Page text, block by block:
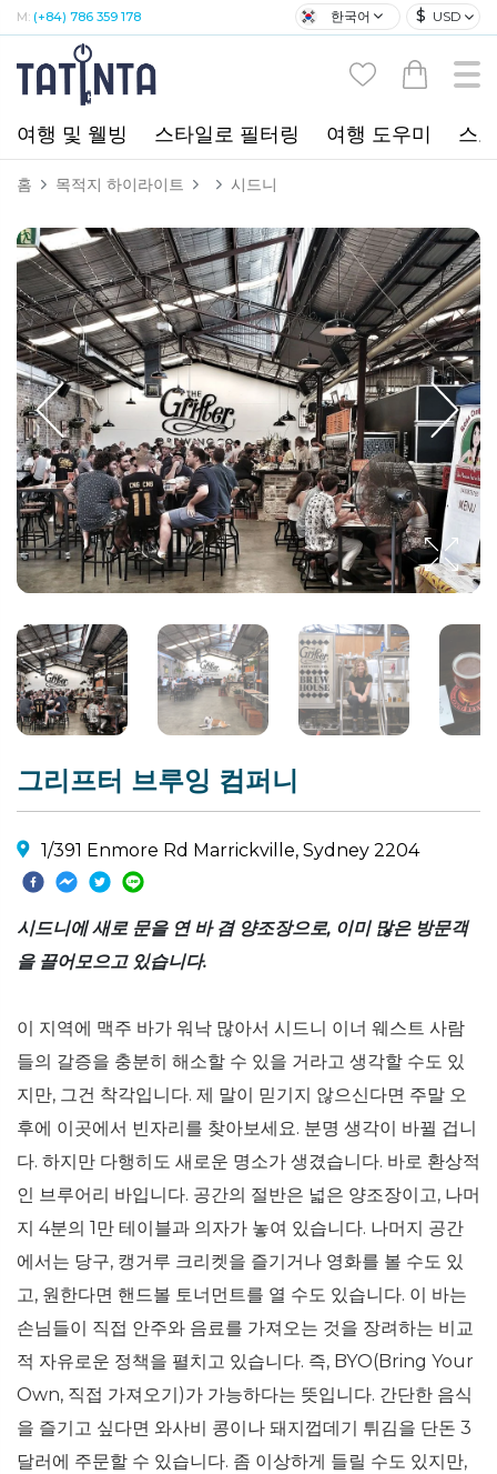
M: (+84) 786 359 178 한국어 $ USD
여행 및 웰빙 스타일로 필터링 여행 도우미 스
홈 목적지 하이라이트 시드니
그리프터 브루잉 컴퍼니
1/391 Enmore Rd Marrickville, Sydney 2204
시드니에 새로 문을 연 바 겸 양조장으로, 이미 많은 방문객
을 끌어모으고 있습니다.
이 지역에 맥주 바가 워낙 많아서 시드니 이너 웨스트 사람
들의 갈증을 충분히 해소할 수 있을 거라고 생각할 수도 있
지만, 그건 착각입니다. 제 말이 믿기지 않으신다면 주말 오
후에 이곳에서 빈자리를 찾아보세요. 분명 생각이 바뀔 겁니
다. 하지만 다행히도 새로운 명소가 생겼습니다. 바로 환상적
인 브루어리 바입니다. 공간의 절반은 넓은 양조장이고, 나머
지 4분의 1만 테이블과 의자가 놓여 있습니다. 나머지 공간
에서는 당구, 캥거루 크리켓을 즐기거나 영화를 볼 수도 있
고, 원한다면 핸드볼 토너먼트를 열 수도 있습니다. 이 바는
손님들이 직접 안주와 음료를 가져오는 것을 장려하는 비교
적 자유로운 정책을 펼치고 있습니다. 즉, BYO(Bring Your
Own, 직접 가져오기)가 가능하다는 뜻입니다. 간단한 음식
을 즐기고 싶다면 와사비 콩이나 돼지껍데기 튀김을 단돈 3
달러에 주문할 수 있습니다. 좀 이상하게 들릴 수도 있지만,